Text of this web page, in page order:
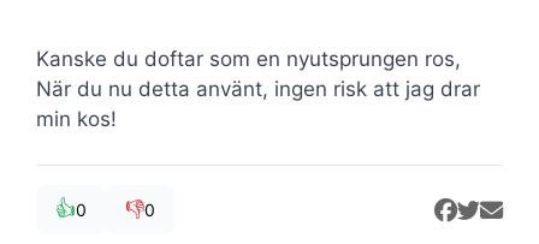
Kanske du doftar som en nyutsprungen ros,
När du nu detta använt, ingen risk att jag drar
min kos!
👍0 👎0